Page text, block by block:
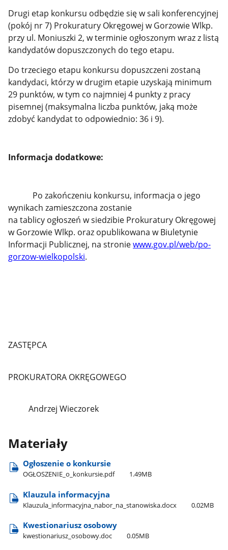
Drugi etap konkursu odbędzie się w sali konferencyjnej
(pokój nr 7) Prokuratury Okręgowej w Gorzowie Wlkp.
przy ul. Moniuszki 2, w terminie ogłoszonym wraz z listą
kandydatów dopuszczonych do tego etapu.
Do trzeciego etapu konkursu dopuszczeni zostaną
kandydaci, którzy w drugim etapie uzyskają minimum
29 punktów, w tym co najmniej 4 punkty z pracy
pisemnej (maksymalna liczba punktów, jaką może
zdobyć kandydat to odpowiednio: 36 i 9).
Informacja dodatkowe:
Po zakończeniu konkursu, informacja o jego
wynikach zamieszczona zostanie
na tablicy ogłoszeń w siedzibie Prokuratury Okręgowej
w Gorzowie Wlkp. oraz opublikowana w Biuletynie
Informacji Publicznej, na stroniewww.gov.pl/web/po-
gorzow-wielkopolski.
ZASTĘPCA
PROKURATORA OKRĘGOWEGO
Andrzej Wieczorek
Materiały
Ogłoszenie o konkursie
OGŁOSZENIE​_o​_konkursie.pdf 1.49MB
Klauzula informacyjna
Klauzula​_informacyjna​_nabor​_na​_stanowiska.docx 0.02MB
Kwestionariusz osobowy
kwestionariusz​_osobowy.doc 0.05MB